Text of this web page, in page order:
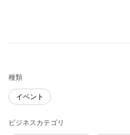
種類
イベント
ビジネスカテゴリ